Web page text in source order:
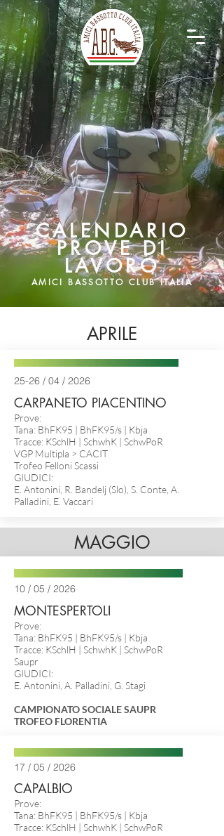
CALENDARIO
PROVE DI
LAVORO
AMICI BASSOTTO CLUB ITALIA
APRILE
25-26 / 04 / 2026
CARPANETO PIACENTINO
Prove:
Tana: BhFK95 | BhFK95/s | Kbja
Tracce: KSchlH | SchwhK | SchwPoR
VGP Multipla > CACIT
Trofeo Felloni Scassi
GIUDICI:
E. Antonini, R. Bandelj (Slo), S. Conte, A.
Palladini, E. Vaccari
MAGGIO
10 / 05 / 2026
MONTESPERTOLI
Prove:
Tana: BhFK95 | BhFK95/s | Kbja
Tracce: KSchlH | SchwhK | SchwPoR
Saupr
GIUDICI:
E. Antonini, A. Palladini, G. Stagi
CAMPIONATO SOCIALE SAUPR
TROFEO FLORENTIA
17 / 05 / 2026
CAPALBIO
Prove:
Tana: BhFK95 | BhFK95/s | Kbja
Tracce: KSchlH | SchwhK | SchwPoR